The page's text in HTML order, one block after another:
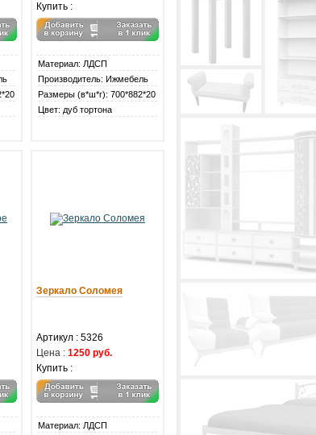
Купить :
Материал: ЛДСП
Производитель: Ижмебель
Размеры (в*ш*г): 700*882*20
Цвет: дуб тортона
Зеркало Соломея
Артикул : 5326
Цена : 1250 руб.
Купить :
Материал: ЛДСП